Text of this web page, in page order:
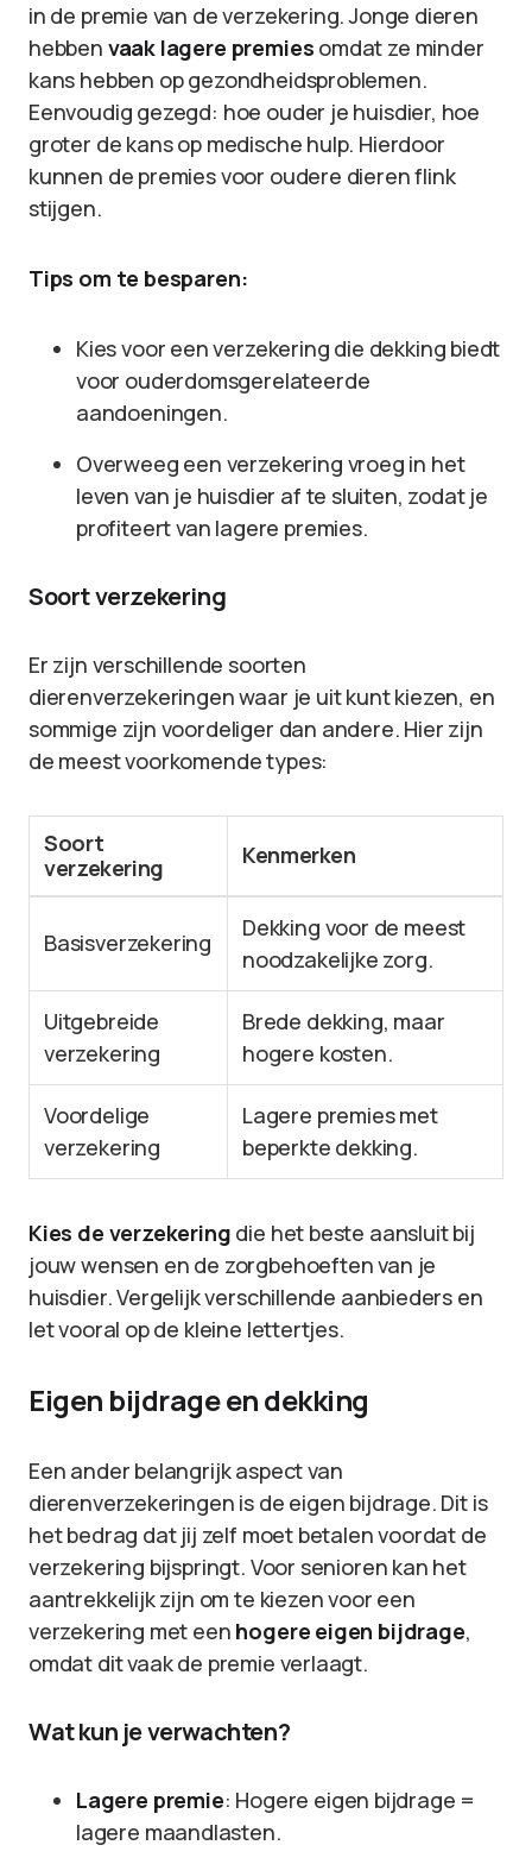
in de premie van de verzekering. Jonge dieren
hebben vaak lagere premies omdat ze minder
kans hebben op gezondheidsproblemen.
Eenvoudig gezegd: hoe ouder je huisdier, hoe
groter de kans op medische hulp. Hierdoor
kunnen de premies voor oudere dieren flink
stijgen.
Tips om te besparen:
Kies voor een verzekering die dekking biedt
voor ouderdomsgerelateerde
aandoeningen.
Overweeg een verzekering vroeg in het
leven van je huisdier af te sluiten, zodat je
profiteert van lagere premies.
Soort verzekering
Er zijn verschillende soorten
dierenverzekeringen waar je uit kunt kiezen, en
sommige zijn voordeliger dan andere. Hier zijn
de meest voorkomende types:
Soort
verzekering
Kenmerken
Basisverzekering
Dekking voor de meest
noodzakelijke zorg.
Uitgebreide
verzekering
Brede dekking, maar
hogere kosten.
Voordelige
verzekering
Lagere premies met
beperkte dekking.
Kies de verzekering die het beste aansluit bij
jouw wensen en de zorgbehoeften van je
huisdier. Vergelijk verschillende aanbieders en
let vooral op de kleine lettertjes.
Eigen bijdrage en dekking
Een ander belangrijk aspect van
dierenverzekeringen is de eigen bijdrage. Dit is
het bedrag dat jij zelf moet betalen voordat de
verzekering bijspringt. Voor senioren kan het
aantrekkelijk zijn om te kiezen voor een
verzekering met een hogere eigen bijdrage,
omdat dit vaak de premie verlaagt.
Wat kun je verwachten?
Lagere premie: Hogere eigen bijdrage =
lagere maandlasten.